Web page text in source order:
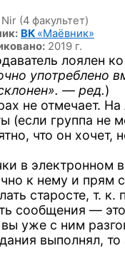
Nir (4 факультет)
ВК «Маёвник»
2019 г.
лоялен
употреблено
— ред.)
не отмечает.
(если группа не
что он хочет,
в электронном
к нему и прям
старосте, т. к.
сообщения —
вы уже с ним
выполнял,